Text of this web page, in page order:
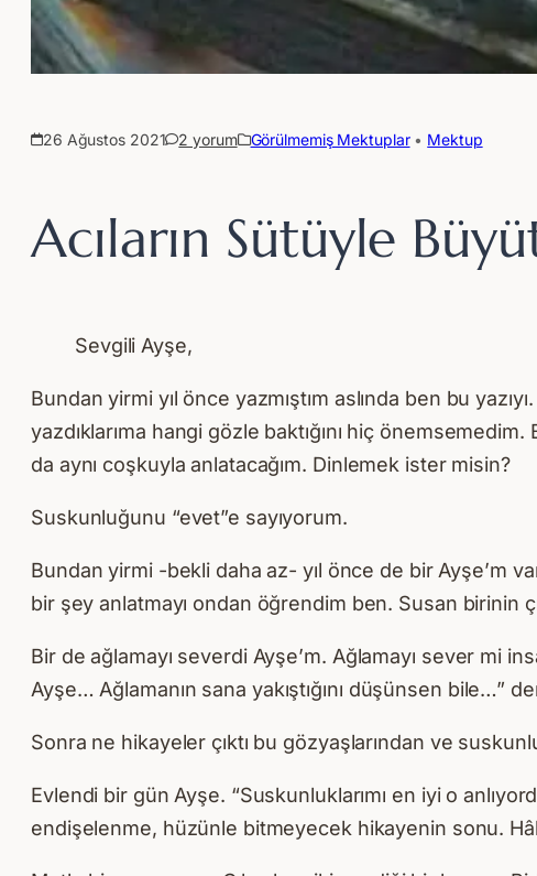
26 Ağustos 2021 2 yorum Görülmemiş Mektuplar • Mektup
Acıların Sütüyle
Sevgili Ayşe,
Bundan yirmi yıl önce yazmıştım aslında ben bu
yazdıklarıma hangi gözle baktığını hiç
da aynı coşkuyla anlatacağım. Dinlemek ister misin?
Suskunluğunu “evet”e sayıyorum.
Bundan yirmi -bekli daha az- yıl önce de bir Ayşe’m
bir şey anlatmayı ondan öğrendim ben. Susan birinin
Bir de ağlamayı severdi Ayşe’m. Ağlamayı sever mi
Ayşe… Ağlamanın sana yakıştığını düşünsen bile…”
Sonra ne hikayeler çıktı bu gözyaşlarından ve
Evlendi bir gün Ayşe. “Suskunluklarımı en iyi o
endişelenme, hüzünle bitmeyecek hikayenin sonu.